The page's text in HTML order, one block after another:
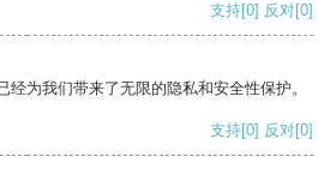
支持[0] 反对[0]
为我们带来了无限的隐私和安全性保护。
支持[0] 反对[0]